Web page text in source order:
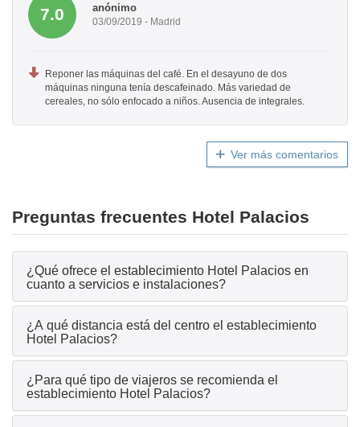
7.0 anónimo
03/09/2019 - Madrid
Reponer las máquinas del café. En el desayuno de dos
máquinas ninguna tenía descafeinado. Más variedad de
cereales, no sólo enfocado a niños. Ausencia de integrales.
Ver más comentarios
Preguntas frecuentes Hotel Palacios
¿Qué ofrece el establecimiento Hotel Palacios en
cuanto a servicios e instalaciones?
¿A qué distancia está del centro el establecimiento
Hotel Palacios?
¿Para qué tipo de viajeros se recomienda el
establecimiento Hotel Palacios?